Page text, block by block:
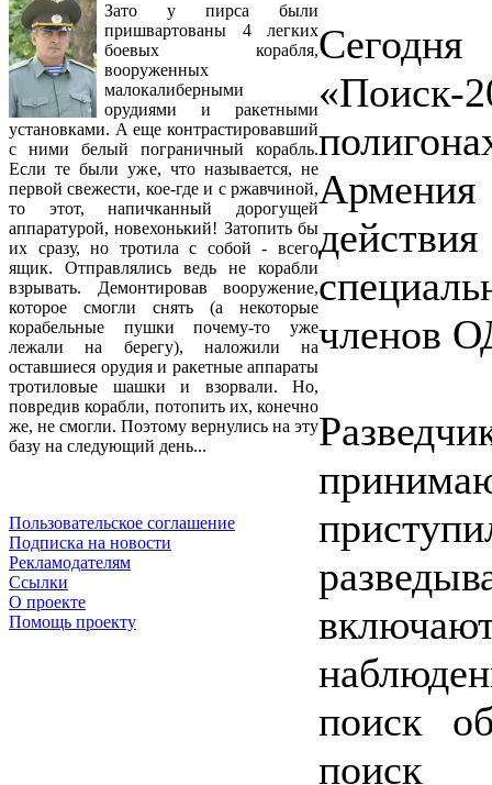
Зато у пирса были
пришвартованы 4 легких
боевых корабля,
вооруженных
малокалиберными
орудиями и ракетными
установками. А еще контрастировавший
с ними белый пограничный корабль.
Если те были уже, что называется, не
первой свежести, кое-где и с ржавчиной,
то этот, напичканный дорогущей
аппаратурой, новехонький! Затопить бы
их сразу, но тротила с собой - всего
ящик. Отправлялись ведь не корабли
взрывать. Демонтировав вооружение,
которое смогли снять (а некоторые
корабельные пушки почему-то уже
лежали на берегу), наложили на
оставшиеся орудия и ракетные аппараты
тротиловые шашки и взорвали. Но,
повредив корабли, потопить их, конечно
же, не смогли. Поэтому вернулись на эту
базу на следующий день...
Пользовательское соглашение
Подписка на новости
Рекламодателям
Ссылки
О проекте
Помощь проекту
Армения
членов
поиск
поиск